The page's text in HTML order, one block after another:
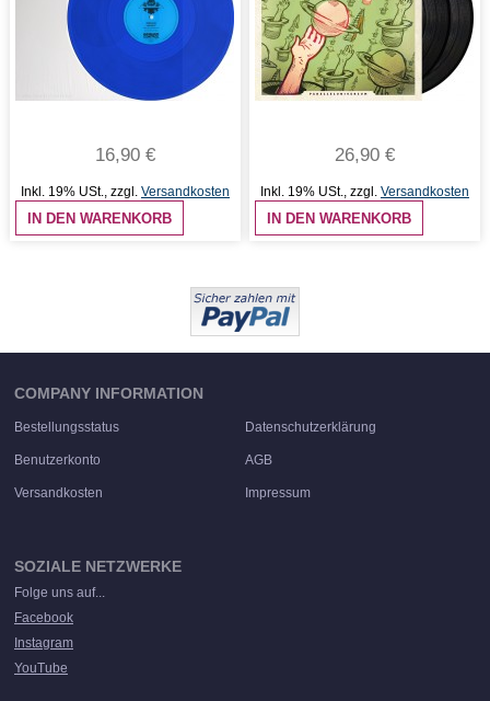
16,90 €
Inkl. 19% USt. zzgl. Versandkosten
IN DEN WARENKORB
26,90 €
Inkl. 19% USt. zzgl. Versandkosten
IN DEN WARENKORB
COMPANY INFORMATION
Bestellungsstatus Datenschutzerklärung
Benutzerkonto AGB
Versandkosten Impressum
SOZIALE NETZWERKE
Folge uns auf...
Facebook
Instagram
YouTube